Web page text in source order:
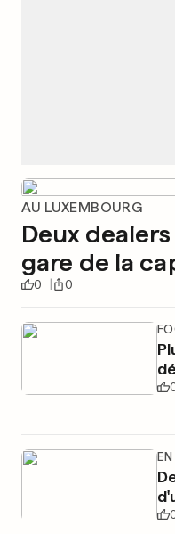
AU LUXEMBOURG
Deux
gare de la
0 0